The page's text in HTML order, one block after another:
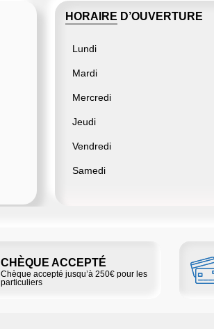
HORAIRE D’OUVERTURE
Lundi
Mardi
Mercredi
Jeudi
Vendredi
Samedi
CHÈQUE ACCEPTÉ
Chèque accepté jusqu’à 250€ pour les
particuliers